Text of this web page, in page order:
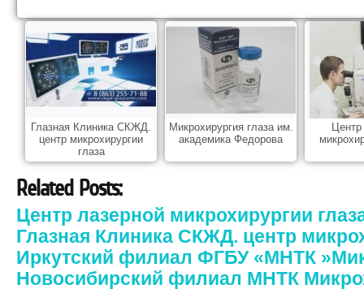
Глазная Клиника СКЖД.
центр микрохирургии
глаза
Микрохирургия глаза им.
академика Федорова
Центр
Related Posts:
Центр лазерной микрохирургии
Глазная Клиника СКЖД. центр
Иркутский филиал ФГБУ «МНТК
Новосибирский филиал МНТК